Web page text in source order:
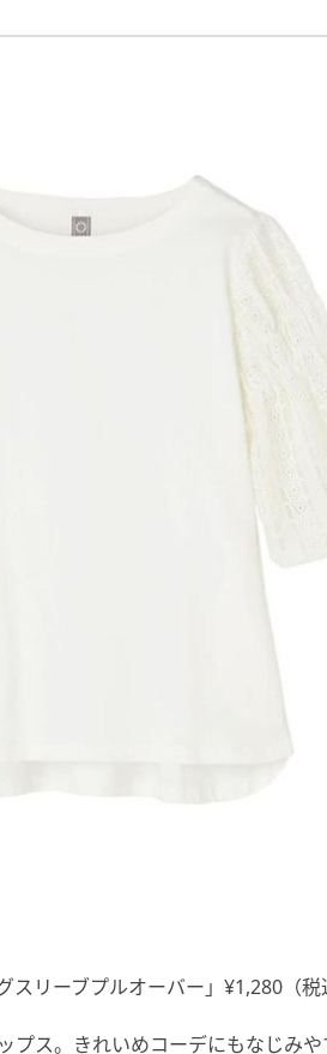
スリーブプルオーバー」¥1,280（税
プス。きれいめコーデにもなじみ